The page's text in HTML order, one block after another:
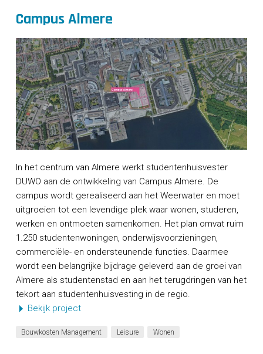
Campus Almere
In het centrum van Almere werkt studentenhuisvester
DUWO aan de ontwikkeling van Campus Almere. De
campus wordt gerealiseerd aan het Weerwater en moet
uitgroeien tot een levendige plek waar wonen, studeren,
werken en ontmoeten samenkomen. Het plan omvat ruim
1.250 studentenwoningen, onderwijsvoorzieningen,
commerciële- en ondersteunende functies. Daarmee
wordt een belangrijke bijdrage geleverd aan de groei van
Almere als studentenstad en aan het terugdringen van het
tekort aan studentenhuisvesting in de regio.
Bekijk project
Bouwkosten Management Leisure Wonen